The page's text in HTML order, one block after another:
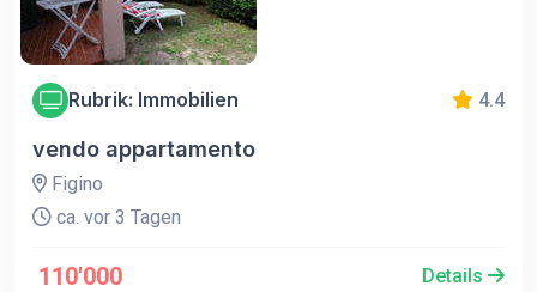
Rubrik: Immobilien 4.4
vendo appartamento
Figino
ca. vor 3 Tagen
110'000 Details